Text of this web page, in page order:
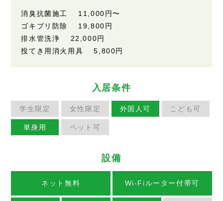
消臭抗菌施工 11,000円〜
ゴキブリ防除 19,800円
排水管洗浄 22,000円
投てき用消火用具 5,800円
入居条件
学生限定 女性限定 外国人可 こども可
単身用 ペット可
設備
ネット無料 Wi-Fiルーター付帯可